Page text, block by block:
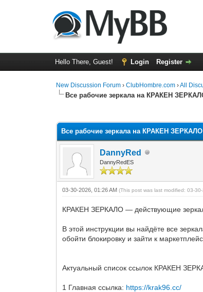
Hello There, Guest! Login Register
New Discussion Forum ›ClubHombre.com ›All
Все рабочие зеркала на КРАКЕН
Все рабочие зеркала на КРАКЕН
DannyRed
DannyRedES
03-30-2026, 01:26 AM(This post was last modified: 03-
КРАКЕН ЗЕРКАЛО — действующие
В этой инструкции вы найдёте все
обойти блокировку и зайти к
Актуальный список ссылок КРАКЕН
1 Главная ссылка: https://krak96.cc/